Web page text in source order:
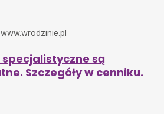
są
Szczegóły w cenniku.